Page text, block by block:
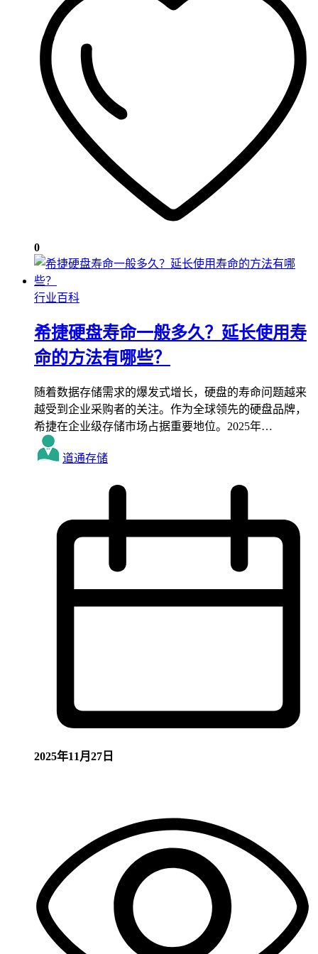
0
行业百科
希捷硬盘寿命一般多久？延长使用寿
命的方法有哪些？
随着数据存储需求的爆发式增长，硬盘的寿命问题越来
越受到企业采购者的关注。作为全球领先的硬盘品牌，
希捷在企业级存储市场占据重要地位。2025年…
道通存储
2025年11月27日